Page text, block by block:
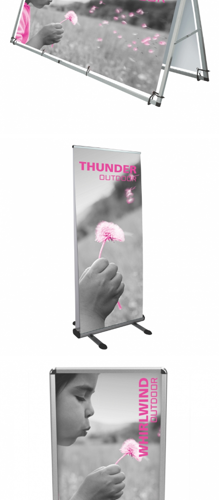
horizon -commandites
sportives
panneau affichage
vertical
roll up
spring-frame
endurance